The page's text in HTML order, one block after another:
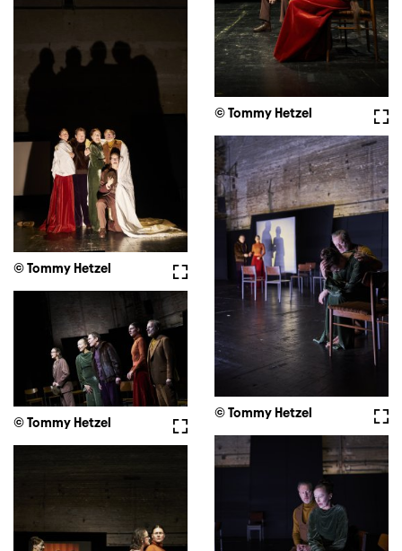
© Tommy Hetzel
Vollbild
© Tommy Hetzel
© Tommy Hetzel
Vollbild
© Tommy Hetzel